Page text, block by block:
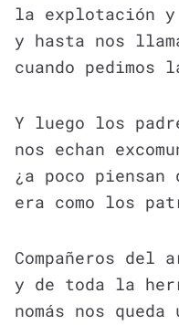
la explotación
y hasta nos
cuando
Y luego los
nos echan
¿a poco piensan
era como los
Compañeros del
y de toda la
nomás nos queda